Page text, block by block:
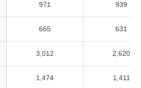
971 939
665 631
3,012 2,620
1,474 1,411